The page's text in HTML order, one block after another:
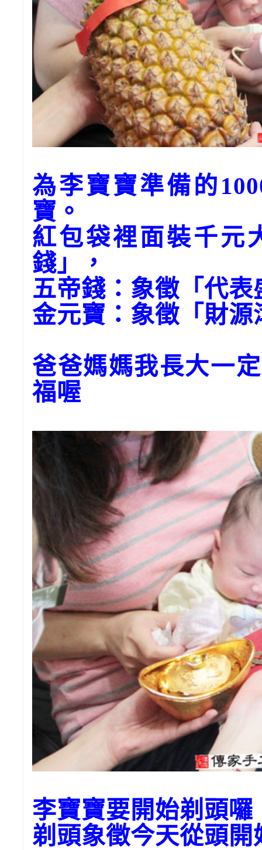
為李寶寶準備的
寶。
紅包袋裡面裝千元
錢」，
五帝錢：象徵「代
金元寶：象徵「財
爸爸媽媽我長大一
福喔
李寶寶要開始剃頭囉
剃頭象徵今天從頭